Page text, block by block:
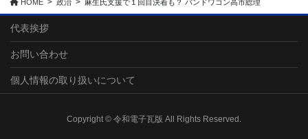
HOME 政治 麻生氏支援で１回目決着も？ バンドワゴン高市総理
代表挨拶
お問い合わせ
個人情報の取り扱いについて
Copyright © 令和電子瓦版 All Rights Reserved.